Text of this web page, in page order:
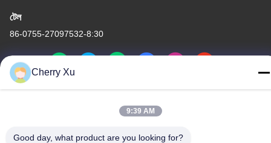
টেল
86-0755-27097532-8:30
গোপনীয়তা নীতি |সাইট ম্যাপ
চীন ভালো মানের কাস্টম সিএনসি মেশিনিং পরিষেবা সরবরাহকারী। কপিরাইট © -2026
Cherry Xu
9:39 AM
Good day, what product are you looking for?